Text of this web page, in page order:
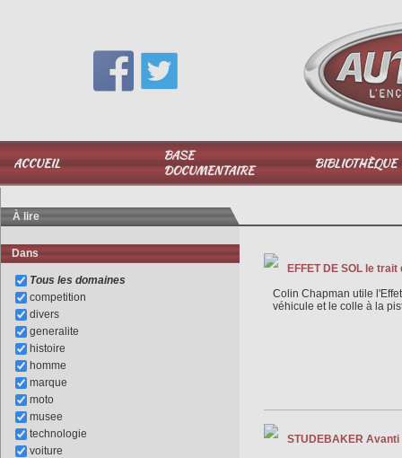
ACCUEIL
BASE
DOCUMENTAIRE
BIBLIOTHÈQUE
06 51 040 025
À lire
Dans
Tous les domaines
competition
divers
generalite
histoire
homme
marque
moto
musee
technologie
voiture
EFFET DE SOL le
Colin Chapman utile
véhicule et le colle à la
STUDEBAKER